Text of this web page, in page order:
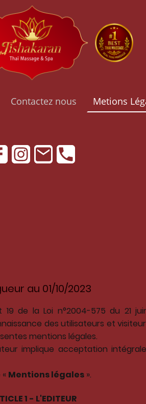
Contactez nous Metions
au 01/10/2023
de la Loi n°2004-575 du 21
des utilisateurs et
mentions légales.
implique acceptation
Mentions légales ».
1 - L'EDITEUR